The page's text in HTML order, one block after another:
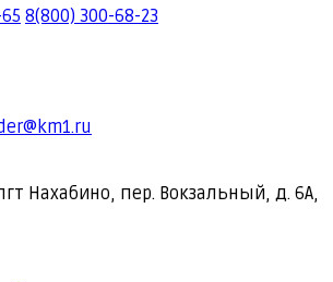
8(800) 300-68-23
Нахабино, пер. Вокзальный, д. 6А,